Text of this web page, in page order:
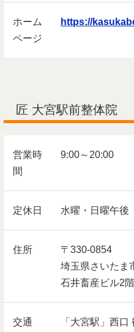
ホーム
ページ
https://
匠 大宮駅前整体院
営業時
間
9:00～20:00
定休日 水曜・日曜午後
住所
〒330-0854
埼玉県さいたま
石井畜産ビル2階
交通 「大宮駅」西口